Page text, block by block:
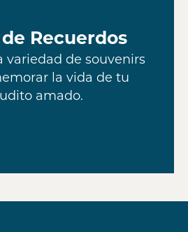
Recuerdos
variedad de souvenirs
la vida de tu
amado.